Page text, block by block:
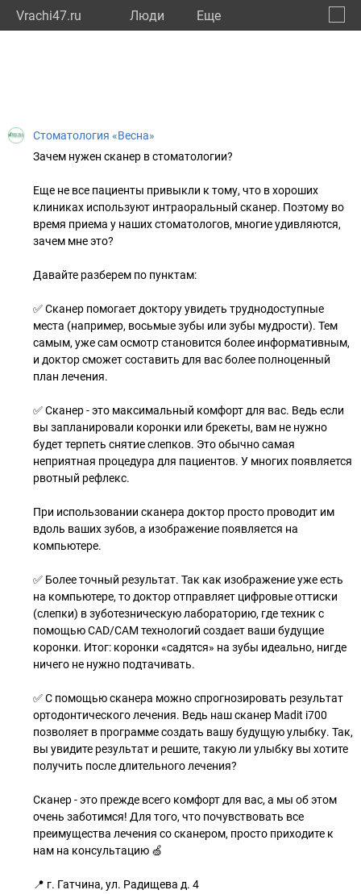
Vrachi47.ru Люди Eще
Стоматология «Весна»
Зачем нужен сканер в стоматологии?
Еще не все пациенты привыкли к тому, что в хороших
клиниках используют интраоральный сканер. Поэтому во
время приема у наших стоматологов, многие удивляются,
зачем мне это?
Давайте разберем по пунктам:
✅ Сканер помогает доктору увидеть труднодоступные
места (например, восьмые зубы или зубы мудрости). Тем
самым, уже сам осмотр становится более информативным,
и доктор сможет составить для вас более полноценный
план лечения.
✅ Сканер - это максимальный комфорт для вас. Ведь если
вы запланировали коронки или брекеты, вам не нужно
будет терпеть снятие слепков. Это обычно самая
неприятная процедура для пациентов. У многих появляется
рвотный рефлекс.
При использовании сканера доктор просто проводит им
вдоль ваших зубов, а изображение появляется на
компьютере.
✅ Более точный результат. Так как изображение уже есть
на компьютере, то доктор отправляет цифровые оттиски
(слепки) в зуботезническую лабораторию, где техник с
помощью CAD/CAM технологий создает ваши будущие
коронки. Итог: коронки «садятся» на зубы идеально, нигде
ничего не нужно подтачивать.
✅ С помощью сканера можно спрогнозировать результат
ортодонтического лечения. Ведь наш сканер Madit i700
позволяет в программе создать вашу будущую улыбку. Так,
вы увидите результат и решите, такую ли улыбку вы хотите
получить после длительного лечения?
Сканер - это прежде всего комфорт для вас, а мы об этом
очень заботимся! Для того, что почувствовать все
преимущества лечения со сканером, просто приходите к
нам на консультацию 🍏
📍 г. Гатчина, ул. Радищева д. 4